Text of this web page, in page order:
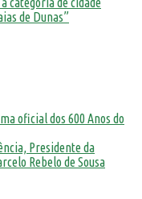
de Dunas”
oficial dos 600 Anos do
Presidente da
Rebelo de Sousa